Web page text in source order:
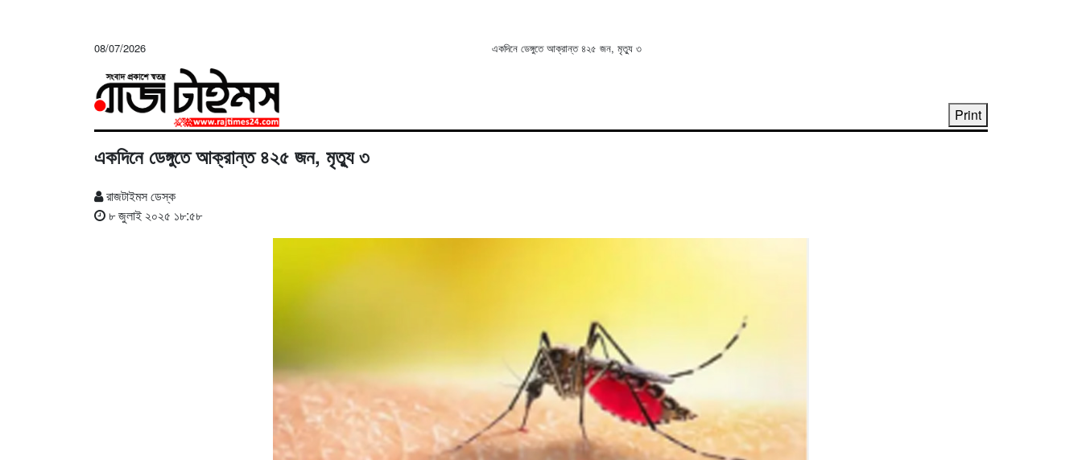
08/07/2026 একদিনে ডেঙ্গুতে আক্রান্ত ৪২৫ জন, মৃত্যু ৩
Print
একদিনে ডেঙ্গুতে আক্রান্ত ৪২৫ জন, মৃত্যু ৩
রাজটাইমস ডেস্ক
৮ জুলাই ২০২৫ ১৮:৫৮